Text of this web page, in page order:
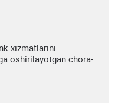
xizmatlarini
oshirilayotgan chora-